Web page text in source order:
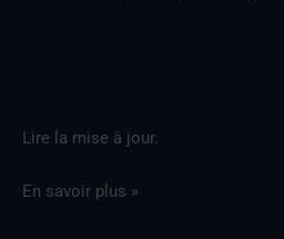
Lire la mise à jour.
En savoir plus »